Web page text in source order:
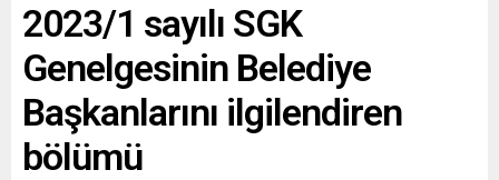
2023/1 sayılı SGK
Genelgesinin Belediye
Başkanlarını ilgilendiren
bölümü